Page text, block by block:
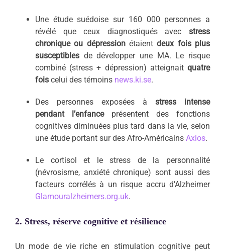
Une étude suédoise sur 160 000 personnes a
révélé que ceux diagnostiqués avec stress
chronique ou dépressionétaientdeux fois plus
susceptibles de développer une MA. Le risque
combiné (stress + dépression) atteignait quatre
fois celui des témoins news.ki.se.
Des personnes exposées à stress intense
pendant l’enfanceprésentent des fonctions
cognitives diminuées plus tard dans la vie, selon
une étude portant sur des Afro-Américains Axios.
Le cortisol et le stress de la personnalité
(névrosisme, anxiété chronique) sont aussi des
facteurs corrélés à un risque accru d’Alzheimer
Glamouralzheimers.org.uk.
2. Stress, réserve cognitive et résilience
Un mode de vie riche en stimulation cognitive peut